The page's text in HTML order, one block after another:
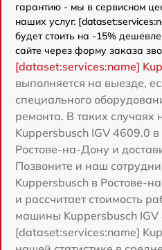
гарантию - мы в сервисном
наших услуг.
будет стоить на -15%
сайте через форму заказа
[dataset:services:name]
выполняется на выезде,
специального
ремонта. В таких случаях
Kuppersbusch IGV 4609.0
Ростове-на-Дону и
Позвоните и наш
Kuppersbusch в Ростове-
и рассчитает стоимость
машины Kuppersbusch IGV
[dataset:services:name]